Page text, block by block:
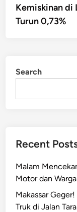
Kemiskinan di
Turun 0,73%
Search
Recent
Malam
Motor dan
Makassar
Truk di Jalan